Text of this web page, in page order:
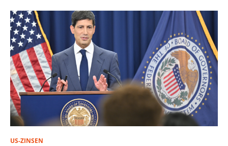
US-ZINSEN